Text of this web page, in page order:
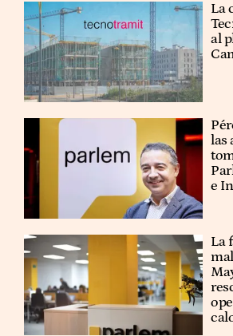
La
al
las
e
La